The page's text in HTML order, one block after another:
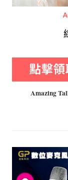
Amazing